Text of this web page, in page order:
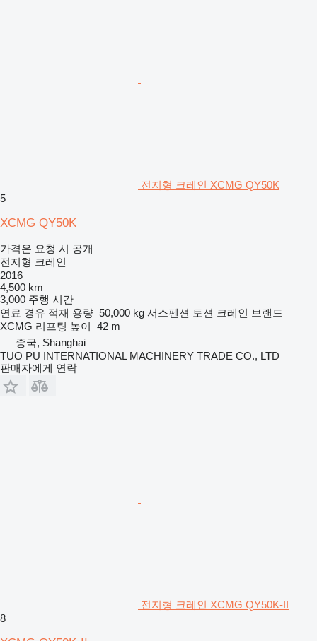
전지형 크레인 XCMG QY50K
5
XCMG QY50K
가격은 요청 시 공개
전지형 크레인
2016
4,500 km
3,000 주행 시간
연료 경유 적재 용량 50,000 kg 서스펜션 토션 크레인 브랜드
XCMG 리프팅 높이 42 m
중국, Shanghai
TUO PU INTERNATIONAL MACHINERY TRADE CO., LTD
판매자에게 연락
전지형 크레인 XCMG QY50K-II
8